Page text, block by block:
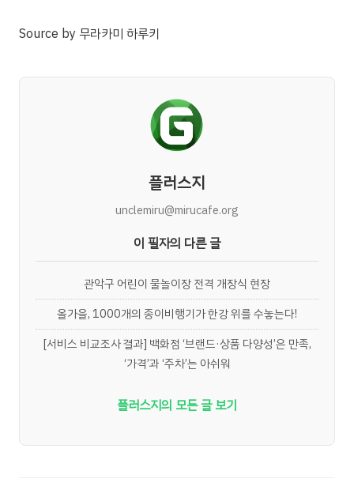
Source by 무라카미 하루키
플러스지
unclemiru@mirucafe.org
이 필자의 다른 글
관악구 어린이 물놀이장 전격 개장식 현장
올가을, 1000개의 종이비행기가 한강 위를 수놓는다!
[서비스 비교조사 결과] 백화점 ‘브랜드·상품 다양성’은 만족,
‘가격’과 ‘주차’는 아쉬워
플러스지의 모든 글 보기